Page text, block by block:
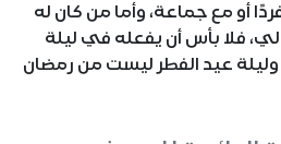
أو مع جماعة، وأما من كان له
فلا بأس أن يفعله في ليلة
وليلة عيد الفطر ليست من رمضان